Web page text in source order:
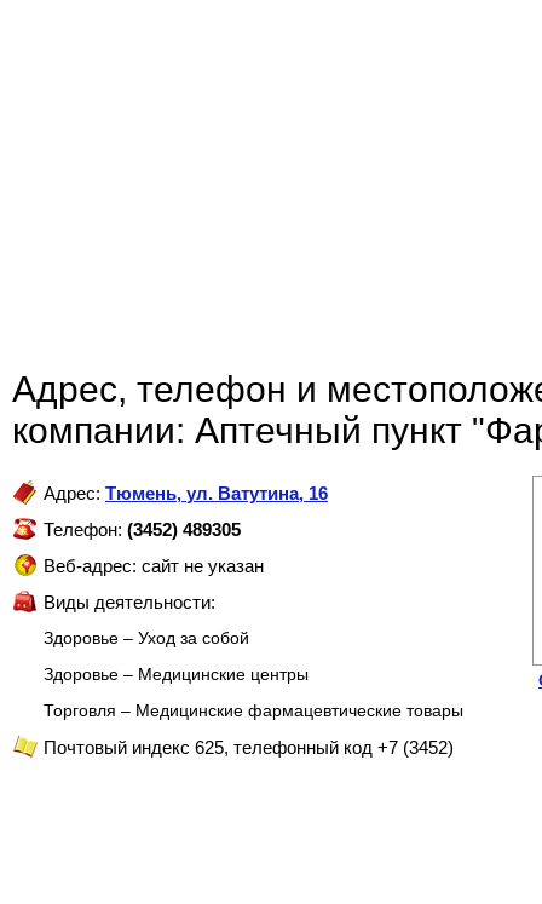
Адрес, телефон и
компании: Аптечный пункт
Адрес: Тюмень, ул. Ватутина, 16
Телефон: (3452) 489305
Веб-адрес: сайт не указан
Виды деятельности:
Здоровье – Уход за собой
Здоровье – Медицинские центры
Торговля – Медицинские фармацевтические товары
Почтовый индекс 625, телефонный код +7 (3452)